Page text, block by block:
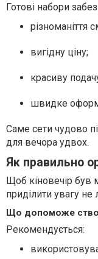
Готові набори
різноманіття
вигідну ціну;
красиву
швидке
Саме сети чудово
для вечора удвох.
Як правильно
Щоб кіновечір
приділити увагу
Що допоможе
Рекомендується: